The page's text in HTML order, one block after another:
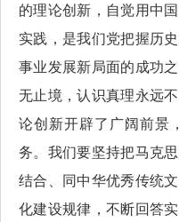
的理论创新，自觉用中
实践，是我们党把握历
事业发展新局面的成功
无止境，认识真理永远
论创新开辟了广阔前景
务。我们要坚持把马克
结合、同中华优秀传统
化建设规律，不断回答